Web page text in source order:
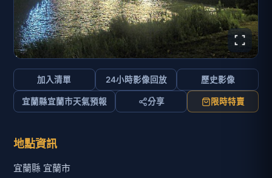
加入清單 24小時影像回放 歷史影像
宜蘭縣宜蘭市天氣預報 分享 限時特賣
地點資訊
宜蘭縣 宜蘭市